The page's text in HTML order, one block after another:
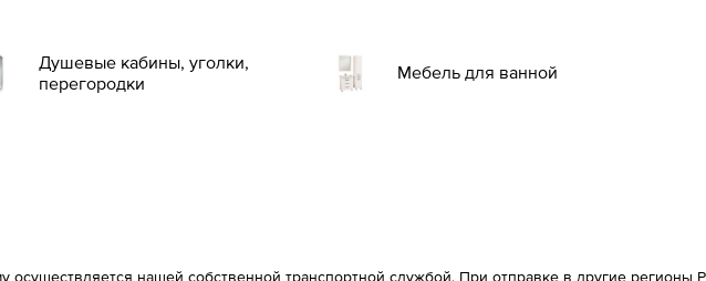
Душевые кабины, уголки,
перегородки
Мебель для ванной
осуществляется нашей собственной транспортной службой. При отправке в другие регионы